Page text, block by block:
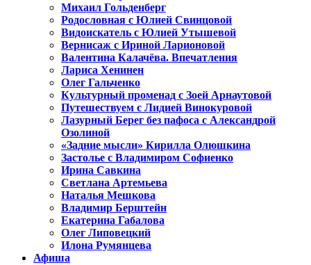
Михаил Гольденберг
Родословная с Юлией Свинцовой
Видоискатель с Юлией Утышевой
Вернисаж с Ириной Ларионовой
Валентина Калачёва. Впечатления
Лариса Хенинен
Олег Гальченко
Культурный променад с Зоей Арнаутовой
Путешествуем с Лидией Винокуровой
Лазурный Берег без пафоса с Александрой
Озолиной
«Задние мысли» Кирилла Олюшкина
Застолье с Владимиром Софиенко
Ирина Савкина
Светлана Артемьева
Наталья Мешкова
Владимир Берштейн
Екатерина Габалова
Олег Липовецкий
Илона Румянцева
Афиша